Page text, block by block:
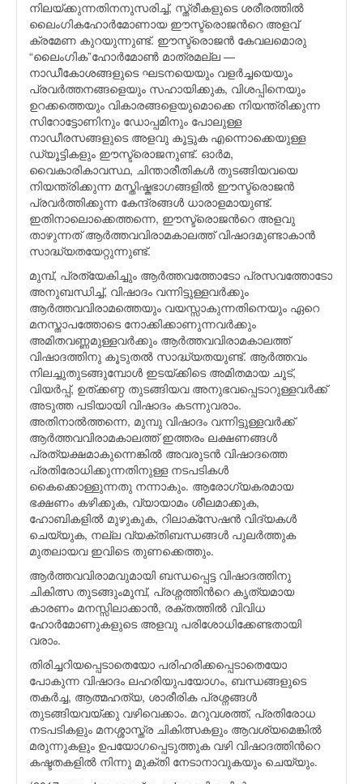
നിലയ്ക്കുന്നതിനനുസരിച്ച്, സ്ത്രീകളുടെ ശരീരത്തില്‍
ലൈംഗികഹോര്‍മോണായ ഈസ്ട്രൊജന്‍റെ അളവ്
ക്രമേണ കുറയുന്നുണ്ട്. ഈസ്ട്രൊജന്‍ കേവലമൊരു
“ലൈംഗിക”ഹോര്‍മോണ്‍ മാത്രമല്ല —
നാഡീകോശങ്ങളുടെ ഘടനയെയും വളര്‍ച്ചയെയും
പ്രവര്‍ത്തനങ്ങളെയും സഹായിക്കുക, വിശപ്പിനെയും
ഉറക്കത്തെയും വികാരങ്ങളെയുമൊക്കെ നിയന്ത്രിക്കുന്ന
സിറോട്ടോണിനും ഡോപ്പമിനും പോലുള്ള
നാഡീരസങ്ങളുടെ അളവു കൂട്ടുക എന്നൊക്കെയുള്ള
ഡ്യൂട്ടികളും ഈസ്ട്രൊജനുണ്ട്. ഓര്‍മ,
വൈകാരികാവസ്ഥ, ചിന്താരീതികള്‍ തുടങ്ങിയവയെ
നിയന്ത്രിക്കുന്ന മസ്തിഷ്കഭാഗങ്ങളില്‍ ഈസ്ട്രൊജന്‍
പ്രവര്‍ത്തിക്കുന്ന കേന്ദ്രങ്ങള്‍ ധാരാളമായുണ്ട്.
ഇതിനാലൊക്കെത്തന്നെ, ഈസ്ട്രൊജന്‍റെ അളവു
താഴുന്നത് ആര്‍ത്തവവിരാമകാലത്ത് വിഷാദമുണ്ടാകാന്‍
സാദ്ധ്യതയേറ്റുന്നുണ്ട്.
മുമ്പ്, പ്രത്യേകിച്ചും ആര്‍ത്തവത്തോടോ പ്രസവത്തോടോ
അനുബന്ധിച്ച്, വിഷാദം വന്നിട്ടുള്ളവര്‍ക്കും
ആര്‍ത്തവവിരാമത്തെയും വയസ്സാകുന്നതിനെയും ഏറെ
മനസ്താപത്തോടെ നോക്കിക്കാണുന്നവര്‍ക്കും
അമിതവണ്ണമുള്ളവര്‍ക്കും ആര്‍ത്തവവിരാമകാലത്ത്
വിഷാദത്തിനു കൂടുതല്‍ സാദ്ധ്യതയുണ്ട്. ആര്‍ത്തവം
നിലച്ചുതുടങ്ങുമ്പോള്‍ ഇടയ്ക്കിടെ അമിതമായ ചൂട്,
വിയര്‍പ്പ്, ഉത്ക്കണ്ഠ തുടങ്ങിയവ അനുഭവപ്പെടാറുള്ളവര്‍ക്ക്
അടുത്ത പടിയായി വിഷാദം കടന്നുവരാം.
അതിനാല്‍ത്തന്നെ, മുമ്പു വിഷാദം വന്നിട്ടുള്ളവര്‍ക്ക്
ആര്‍ത്തവവിരാമകാലത്ത് ഇത്തരം ലക്ഷണങ്ങള്‍
പ്രത്യക്ഷമാകുന്നെങ്കില്‍ അവരുടന്‍ വിഷാദത്തെ
പ്രതിരോധിക്കുന്നതിനുള്ള നടപടികള്‍
കൈക്കൊള്ളുന്നതു നന്നാകും. ആരോഗ്യകരമായ
ഭക്ഷണം കഴിക്കുക, വ്യായാമം ശീലമാക്കുക,
ഹോബികളില്‍ മുഴുകുക, റിലാക്സേഷന്‍ വിദ്യകള്‍
ചെയ്യുക, നല്ല വ്യക്തിബന്ധങ്ങള്‍ പുലര്‍ത്തുക
മുതലായവ ഇവിടെ തുണക്കെത്തും.
ആര്‍ത്തവവിരാമവുമായി ബന്ധപ്പെട്ട വിഷാദത്തിനു
ചികിത്സ തുടങ്ങുംമുമ്പ്, പ്രശ്നത്തിന്‍റെ കൃത്യമായ
കാരണം മനസ്സിലാക്കാന്‍, രക്തത്തില്‍ വിവിധ
ഹോര്‍മോണുകളുടെ അളവു പരിശോധിക്കേണ്ടതായി
വരാം.
തിരിച്ചറിയപ്പെടാതെയോ പരിഹരിക്കപ്പെടാതെയോ
പോകുന്ന വിഷാദം ലഹരിയുപയോഗം, ബന്ധങ്ങളുടെ
തകര്‍ച്ച, ആത്മഹത്യ, ശാരീരിക പ്രശ്നങ്ങള്‍
തുടങ്ങിയവയ്ക്കു വഴിവെക്കാം. മറുവശത്ത്, പ്രതിരോധ
നടപടികളും മനശ്ശാസ്ത്ര ചികിത്സകളും ആവശ്യമെങ്കില്‍
മരുന്നുകളും ഉപയോഗപ്പെടുത്തുക വഴി വിഷാദത്തിന്‍റെ
കഷ്ടതകളില്‍ നിന്നു മുക്തി നേടാനാവുകയും ചെയ്യും.